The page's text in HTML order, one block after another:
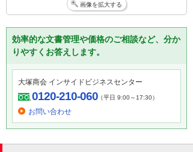
画像を拡大する
効率的な文書管理や価格のご相談など、分か
りやすくお答えします。
大塚商会 インサイドビジネスセンター
0120-210-060（平日 9:00～17:30）
お問い合わせ